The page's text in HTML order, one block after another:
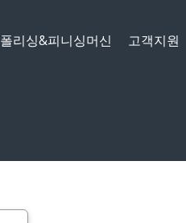
폴리싱&피니싱머신 고객지원